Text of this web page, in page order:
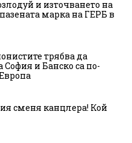
и източването на
марка на ГЕРБ в
трябва да
и Банско са по-
сменя канцлера! Кой